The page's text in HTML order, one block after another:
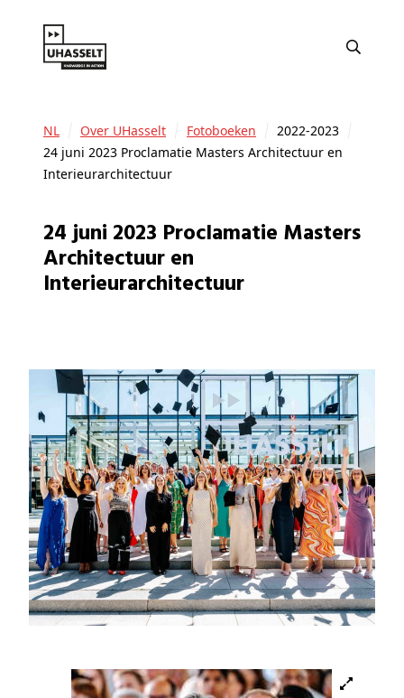
NL Over UHasselt Fotoboeken
2022-2023
24 juni 2023 Proclamatie Masters Architectuur en
Interieurarchitectuur
24 juni 2023 Proclamatie Masters
Architectuur en
Interieurarchitectuur